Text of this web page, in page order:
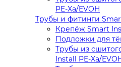
PE-Xa/EVOH
Трубы и фитинги
Крепёж Smart
Подложки для
Трубы из
Install PE-Xa/